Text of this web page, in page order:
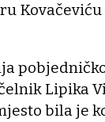
Kovačeviću
Lipika
bila je